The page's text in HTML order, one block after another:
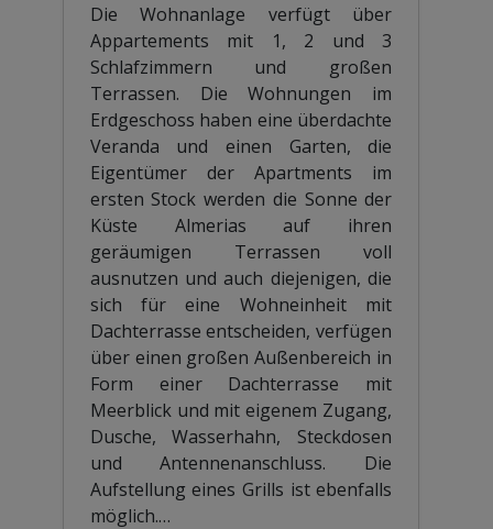
Die Wohnanlage verfügt über
Appartements mit 1, 2 und 3
Schlafzimmern und großen
Terrassen. Die Wohnungen im
Erdgeschoss haben eine überdachte
Veranda und einen Garten, die
Eigentümer der Apartments im
ersten Stock werden die Sonne der
Küste Almerias auf ihren
geräumigen Terrassen voll
ausnutzen und auch diejenigen, die
sich für eine Wohneinheit mit
Dachterrasse entscheiden, verfügen
über einen großen Außenbereich in
Form einer Dachterrasse mit
Meerblick und mit eigenem Zugang,
Dusche, Wasserhahn, Steckdosen
und Antennenanschluss. Die
Aufstellung eines Grills ist ebenfalls
möglich.…